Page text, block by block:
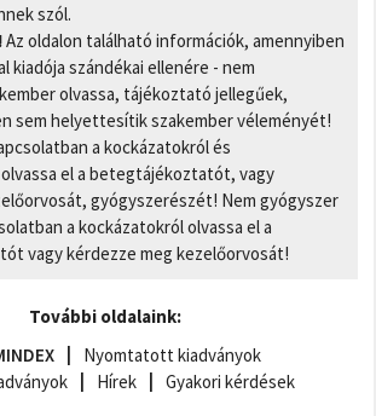
szól.
Az oldalon található információk, amennyiben
kiadója szándékai ellenére - nem
olvassa, tájékoztató jellegűek,
sem helyettesítik szakember véleményét!
a kockázatokról és
el a betegtájékoztatót, vagy
gyógyszerészét! Nem gyógyszer
a kockázatokról olvassa el a
vagy kérdezze meg kezelőorvosát!
További oldalaink:
Nyomtatott kiadványok
Hírek Gyakori kérdések